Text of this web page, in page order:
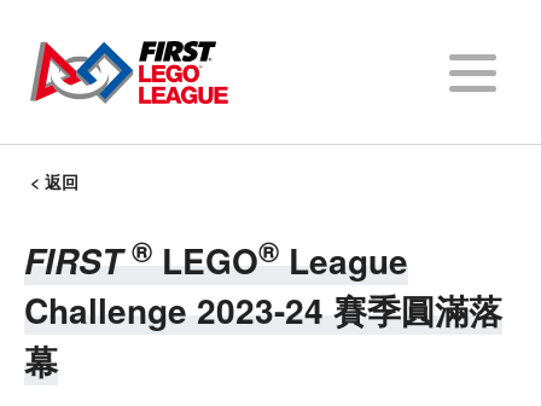
FIRST®
< 返回
FIRST ® LEGO® League
Challenge 2023-24 賽季圓滿落
幕